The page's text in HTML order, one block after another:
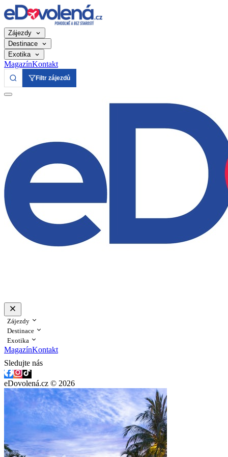
Zájezdy
Destinace
Exotika
MagazínKontakt
Filtr zájezdů
Zájezdy
Destinace
Exotika
MagazínKontakt
Sledujte nás
eDovolená.cz © 2026